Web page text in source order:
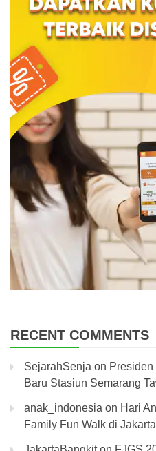
RECENT COMMENTS
SejarahSenja on
Baru Stasiun Semarang
anak_indonesia on Hari
Family Fun Walk di Jakarta